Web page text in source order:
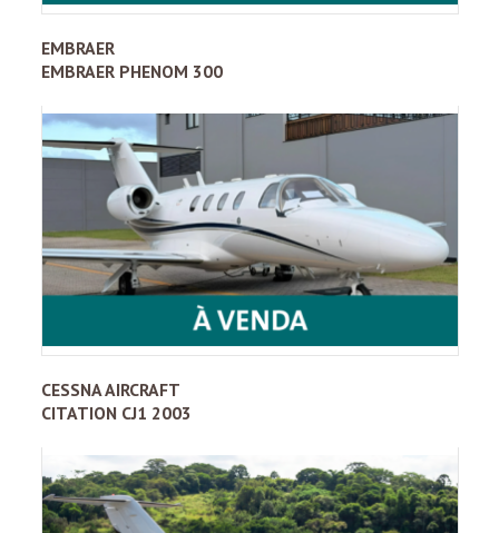
EMBRAER
EMBRAER PHENOM 300
CESSNA AIRCRAFT
CITATION CJ1 2003